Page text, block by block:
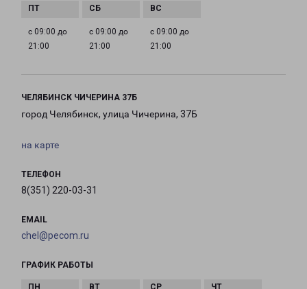
с 09:00 до
21:00
с 09:00 до
21:00
с 09:00 до
21:00
ЧЕЛЯБИНСК ЧИЧЕРИНА 37Б
город Челябинск, улица Чичерина, 37Б
на карте
ТЕЛЕФОН
8(351) 220-03-31
EMAIL
chel@pecom.ru
ГРАФИК РАБОТЫ